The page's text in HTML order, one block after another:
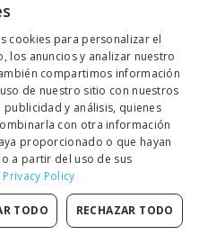
DUTCH
GERMAN
ITALIAN
PORTUGUESE
POLISH
cookies para personalizar el
los anuncios y analizar nuestro
compartimos información
de nuestro sitio con nuestros
publicidad y análisis, quienes
con otra información
proporcionado o que hayan
a partir del uso de sus
Privacy Policy
TODO RECHAZAR TODO